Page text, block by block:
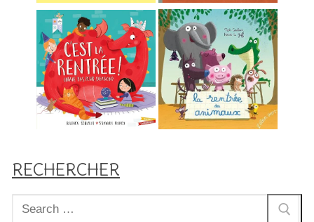
RECHERCHER
Rechercher